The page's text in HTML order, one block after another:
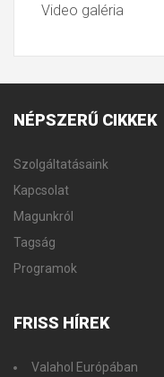
Video galéria
NÉPSZERŰ CIKKEK
Szolgáltatásaink
Kapcsolat
Magunkról
Tagság
Programok
FRISS HÍREK
Valahol Európában